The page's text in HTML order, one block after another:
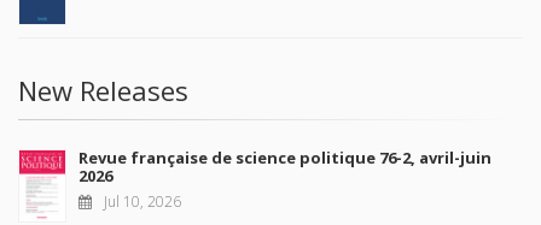
New Releases
Revue française de science politique 76-2, avril-juin
2026
Jul 10, 2026